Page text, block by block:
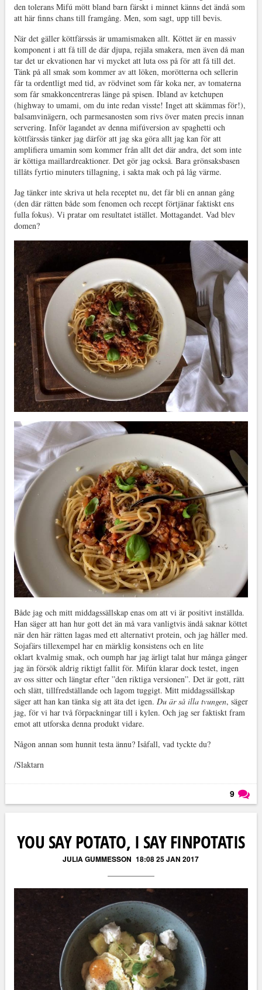
den tolerans Mifú mött bland barn färskt i minnet känns det ändå som
att här finns chans till framgång. Men, som sagt, upp till bevis.
När det gäller köttfärssås är umamismaken allt. Köttet är en massiv
komponent i att få till de där djupa, rejäla smakera, men även då man
tar det ur ekvationen har vi mycket att luta oss på för att få till det.
Tänk på all smak som kommer av att löken, morötterna och sellerin
får ta ordentligt med tid, av rödvinet som får koka ner, av tomaterna
som får smakkoncentreras länge på spisen. Ibland av ketchupen
(highway to umami, om du inte redan visste! Inget att skämmas för!),
balsamvinägern, och parmesanosten som rivs över maten precis innan
servering. Inför lagandet av denna mifúversion av spaghetti och
köttfärssås tänker jag därför att jag ska göra allt jag kan för att
amplifiera umamin som kommer från allt det där andra, det som inte
är köttiga maillardreaktioner. Det gör jag också. Bara grönsaksbasen
tillåts fyrtio minuters tillagning, i sakta mak och på låg värme.
Jag tänker inte skriva ut hela receptet nu, det får bli en annan gång
(den där rätten både som fenomen och recept förtjänar faktiskt ens
fulla fokus). Vi pratar om resultatet istället. Mottagandet. Vad blev
domen?
Både jag och mitt middagssällskap enas om att vi är positivt inställda.
Han säger att han hur gott det än må vara vanligtvis ändå saknar köttet
när den här rätten lagas med ett alternativt protein, och jag håller med.
Sojafärs tillexempel har en märklig konsistens och en lite
oklart kvalmig smak, och oumph har jag ärligt talat hur många gånger
jag än försök aldrig riktigt fallit för. Mifún klarar dock testet, ingen
av oss sitter och längtar efter ”den riktiga versionen”. Det är gott, rätt
och slätt, tillfredställande och lagom tuggigt. Mitt middagssällskap
säger att han kan tänka sig att äta det igen. Du är så illa tvungen, säger
jag, för vi har två förpackningar till i kylen. Och jag ser faktiskt fram
emot att utforska denna produkt vidare.
Någon annan som hunnit testa ännu? Isåfall, vad tyckte du?
/Slaktarn
9
YOU SAY POTATO, I SAY FINPOTATIS
JULIA GUMMESSON 18:08 25 JAN 2017